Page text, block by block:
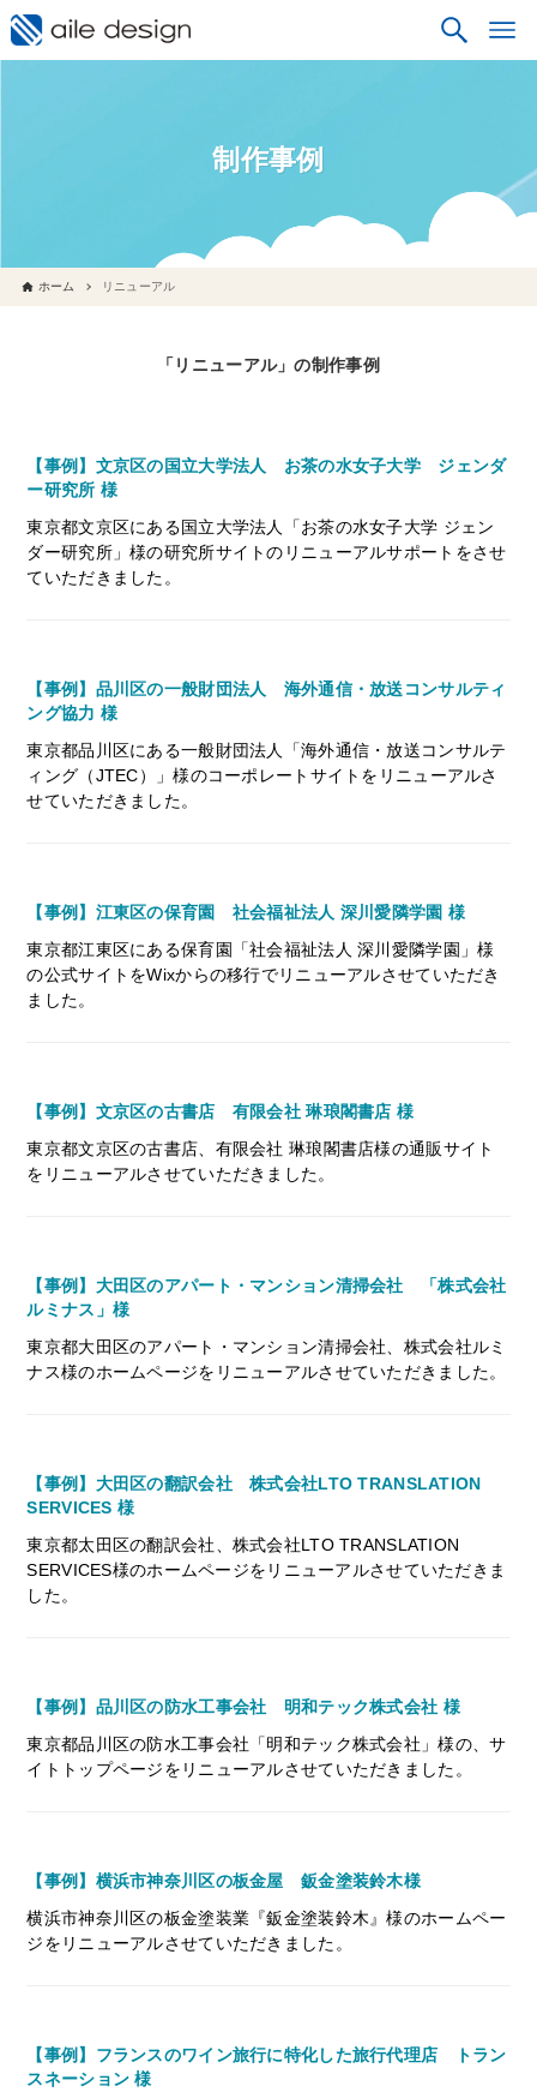
制作事例
ホーム リニューアル
「リニューアル」の制作事例
【事例】文京区の国立大学法人 お茶の水女子大学 ジェンダ
ー研究所 様
東京都文京区にある国立大学法人「お茶の水女子大学 ジェン
ダー研究所」様の研究所サイトのリニューアルサポートをさせ
ていただきました。
【事例】品川区の一般財団法人 海外通信・放送コンサルティ
ング協力 様
東京都品川区にある一般財団法人「海外通信・放送コンサルテ
ィング（JTEC）」様のコーポレートサイトをリニューアルさ
せていただきました。
【事例】江東区の保育園 社会福祉法人 深川愛隣学園 様
東京都江東区にある保育園「社会福祉法人 深川愛隣学園」様
の公式サイトをWixからの移行でリニューアルさせていただき
ました。
【事例】文京区の古書店 有限会社 琳琅閣書店 様
東京都文京区の古書店、有限会社 琳琅閣書店様の通販サイト
をリニューアルさせていただきました。
【事例】大田区のアパート・マンション清掃会社 「株式会社
ルミナス」様
東京都大田区のアパート・マンション清掃会社、株式会社ルミ
ナス様のホームページをリニューアルさせていただきました。
【事例】大田区の翻訳会社 株式会社LTO TRANSLATION
SERVICES 様
東京都太田区の翻訳会社、株式会社LTO TRANSLATION
SERVICES様のホームページをリニューアルさせていただきま
した。
【事例】品川区の防水工事会社 明和テック株式会社 様
東京都品川区の防水工事会社「明和テック株式会社」様の、サ
イトトップページをリニューアルさせていただきました。
【事例】横浜市神奈川区の板金屋 鈑金塗装鈴木様
横浜市神奈川区の板金塗装業『鈑金塗装鈴木』様のホームペー
ジをリニューアルさせていただきました。
【事例】フランスのワイン旅行に特化した旅行代理店 トラン
スネーション 様